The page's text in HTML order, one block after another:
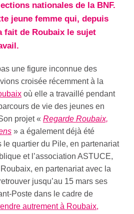
nationales de la BNF.
jeune femme qui, depuis
fait de Roubaix le sujet
une figure inconnue des
croisée récemment à la
où elle a travaillé pendant
de vie des jeunes en
projet « Regarde Roubaix,
» a également déjà été
le quartier du Pile, en partenariat
et l’association ASTUCE,
en partenariat avec la
jusqu’au 15 mars ses
Poste dans le cadre de
autrement à Roubaix,